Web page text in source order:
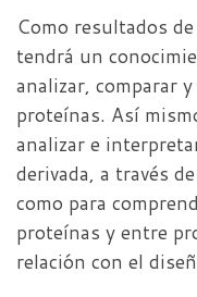
Como resultados
tendrá un
analizar, comparar
proteínas. Así
analizar e
derivada, a través
como para
proteínas y entre
relación con el